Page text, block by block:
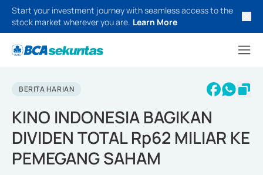
Start your investment journey with seamless access to the
stock market wherever you are. Learn More
BERITA HARIAN
KINO INDONESIA BAGIKAN
DIVIDEN TOTAL Rp62 MILIAR KE
PEMEGANG SAHAM